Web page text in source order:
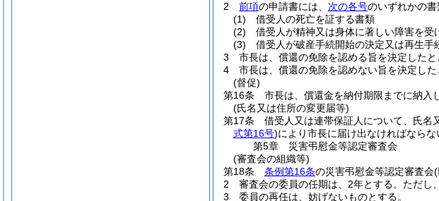
2
前項の申請書には、 次の各号のいずれかの書
(1)
借受人の死亡を証する書類
(2)
借受人が精神又は身体に著しい障害を
(3)
借受人が破産手続開始の決定又は再生
3
市長は、償還の免除を認める旨を決定した
4
市長は、償還の免除を認めない旨を決定し
(督促)
第16条
市長は、償還金を納付期限までに納入
(氏名又は住所の変更届等)
第17条
借受人又は連帯保証人について、氏名
式第16号)により市長に届け出なければならな
第5章
災害弔慰金等認定審査会
(審査会の組織等)
第18条
条例第16条の災害弔慰金等認定審査会(
2
審査会の委員の任期は、2年とする。 ただし
3
委員の再任は、妨げないものとする。